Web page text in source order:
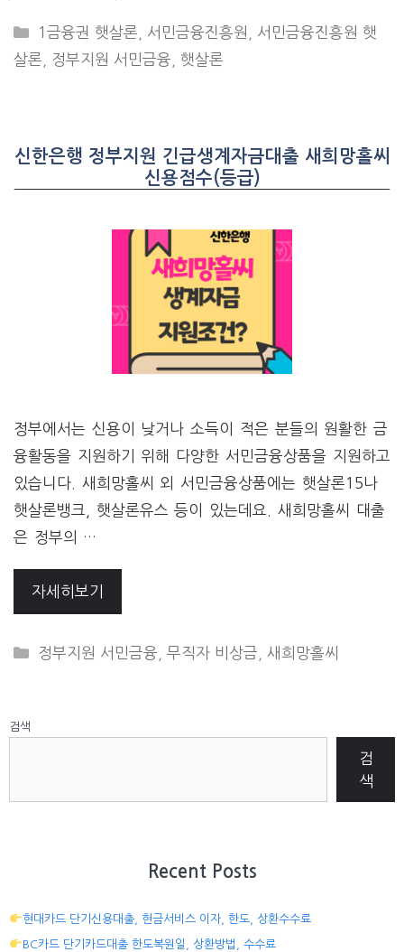
CATEGORIES
1금융권 햇살론 서민금융진흥원
서민금융진흥원 햇
살론
정부지원 서민금융 햇살론
신한은행 정부지원 긴급생계자금대출 새희망홀씨
신용점수(등급)
정부에서는 신용이 낮거나 소득이 적은 분들의 원활한 금
융활동을 지원하기 위해 다양한 서민금융상품을 지원하고
있습니다. 새희망홀씨 외 서민금융상품에는 햇살론15나
햇살론뱅크, 햇살론유스 등이 있는데요. 새희망홀씨 대출
은 정부의 …
자세히보기
CATEGORIES
정부지원 서민금융 ,무직자 비상금 ,새희망홀씨
검색
검
색
Recent Posts
현대카드 단기신용대출, 현금서비스 이자, 한도, 상환수수료
BC카드 단기카드대출 한도복원일, 상환방법, 수수료